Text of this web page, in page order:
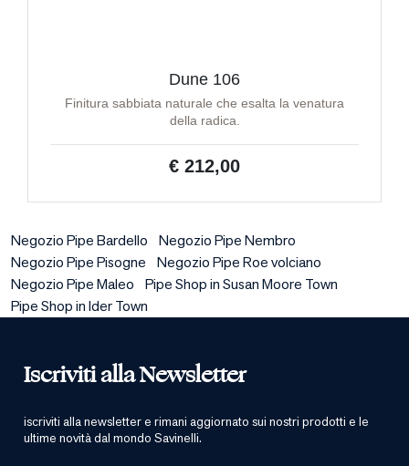
Dune 106
Finitura sabbiata naturale che esalta la venatura
della radica.
€ 212,00
Negozio Pipe Bardello
Negozio Pipe Nembro
Negozio Pipe Pisogne
Negozio Pipe Roe volciano
Negozio Pipe Maleo
Pipe Shop in Susan Moore Town
Pipe Shop in Ider Town
Iscriviti alla Newsletter
iscriviti alla newsletter e rimani aggiornato sui nostri prodotti e le
ultime novità dal mondo Savinelli.